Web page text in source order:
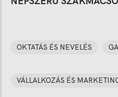
OKTATÁS ÉS NEVELÉS
VÁLLALKOZÁS ÉS